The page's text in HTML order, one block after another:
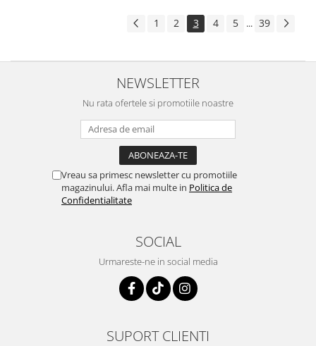
1 2 3 4 5 ... 39
NEWSLETTER
Nu rata ofertele si promotiile noastre
Vreau sa primesc newsletter cu promotiile
magazinului. Afla mai multe in Politica de
Confidentialitate
SOCIAL
Urmareste-ne in social media
SUPORT CLIENTI